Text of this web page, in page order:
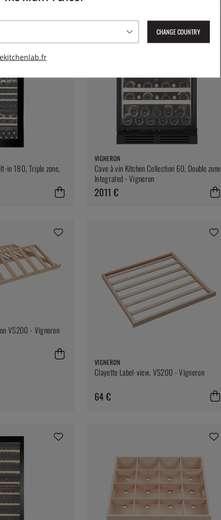
in 180, Triple zone,
VIGNERON
Cave à vin Kitchen Collection 60, Double zone
Integrated - Vigneron
2011 €
VS200 - Vigneron
VIGNERON
Clayette Label-view, VS200 - Vigneron
64 €
CHANGE COUNTRY